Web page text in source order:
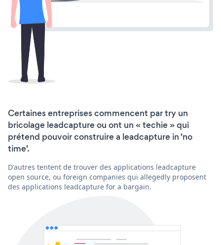
Certaines entreprises commencent par try un
bricolage leadcapture ou ont un « techie » qui
prétend pouvoir construire a leadcapture in 'no
time'.
D'autres tentent de trouver des applications leadcapture
open source, ou foreign companies qui allegedly proposent
des applications leadcapture for a bargain.